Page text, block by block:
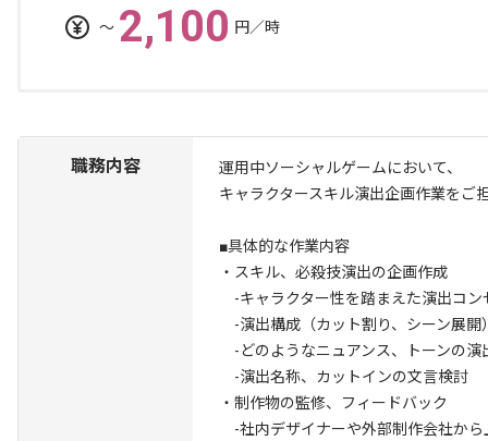
〜 2,100 円／時
職務内容
運用中ソーシャルゲームにおいて、
キャラクタースキル演出企画作業をご
■具体的な作業内容
・スキル、必殺技演出の企画作成
-キャラクター性を踏まえた演出コン
-演出構成（カット割り、シーン展開
-どのようなニュアンス、トーンの演
-演出名称、カットインの文言検討
・制作物の監修、フィードバック
-社内デザイナーや外部制作会社から